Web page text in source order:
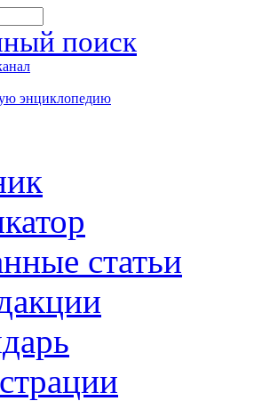
поиск
энциклопедию
статьи